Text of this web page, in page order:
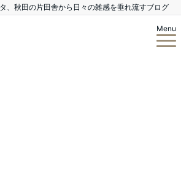
、秋田の片田舎から日々の雑感を垂れ流すブログ
Menu